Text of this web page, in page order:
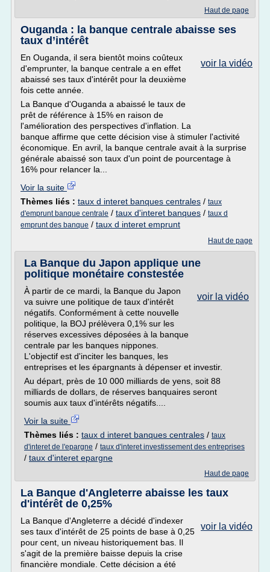
Haut de page
Ouganda : la banque centrale abaisse ses
taux d’intérêt
voir la vidéo
En Ouganda, il sera bientôt moins coûteux
d'emprunter, la banque centrale a en effet
abaissé ses taux d'intérêt pour la deuxième
fois cette année.
La Banque d'Ouganda a abaissé le taux de
prêt de référence à 15% en raison de
l'amélioration des perspectives d'inflation. La
banque affirme que cette décision vise à stimuler l'activité
économique. En avril, la banque centrale avait à la surprise
générale abaissé son taux d'un point de pourcentage à
16% pour relancer la...
Voir la suite
Thèmes liés : taux d interet banques centrales / taux
d'emprunt banque centrale / taux d'interet banques / taux d
emprunt des banque / taux d interet emprunt
Haut de page
La Banque du Japon applique une
politique monétaire constestée
voir la vidéo
À partir de ce mardi, la Banque du Japon
va suivre une politique de taux d'intérêt
négatifs. Conformément à cette nouvelle
politique, la BOJ prélèvera 0,1% sur les
réserves excessives déposées à la banque
centrale par les banques nippones.
L'objectif est d'inciter les banques, les
entreprises et les épargnants à dépenser et investir.
Au départ, près de 10 000 milliards de yens, soit 88
milliards de dollars, de réserves banquaires seront
soumis aux taux d'intérêts négatifs....
Voir la suite
Thèmes liés : taux d interet banques centrales / taux
d'interet de l'epargne / taux d'interet investissement des entreprises
/ taux d'interet epargne
Haut de page
La Banque d'Angleterre abaisse les taux
d'intérêt de 0,25%
voir la vidéo
La Banque d'Angleterre a décidé d'indexer
ses taux d'intérêt de 25 points de base à 0,25
pour cent, un niveau historiquement bas. Il
s'agit de la première baisse depuis la crise
financière mondiale. Cette décision a été